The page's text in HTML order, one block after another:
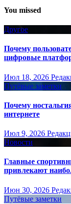
You missed
Другое
Почему
цифровые
Июл 18, 2026
Путёвые заметки
Почему
интернете
Июл 9, 2026
Новости
Главные
привлекают
Июн 30, 2026
Путёвые заметки